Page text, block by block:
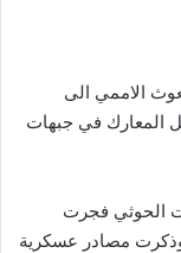
الاممي الى
المعارك في جبهات
الحوثي فجرت
مصادر عسكرية